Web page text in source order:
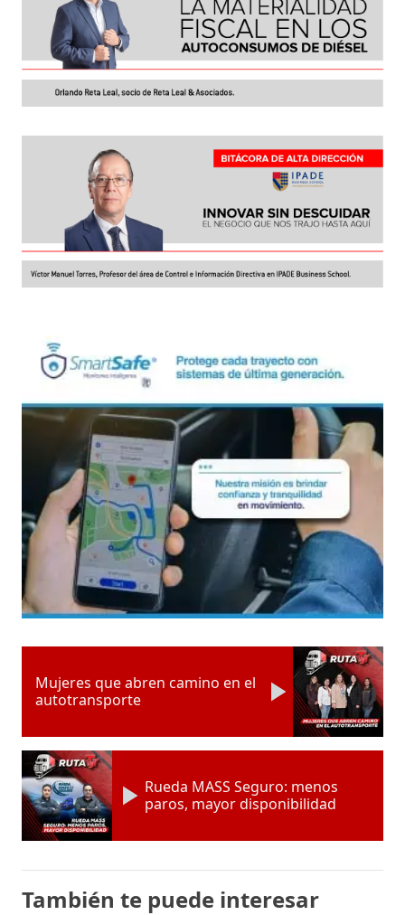
Mujeres que abren camino en el
autotransporte
Rueda MASS Seguro: menos
paros, mayor disponibilidad
También te puede interesar